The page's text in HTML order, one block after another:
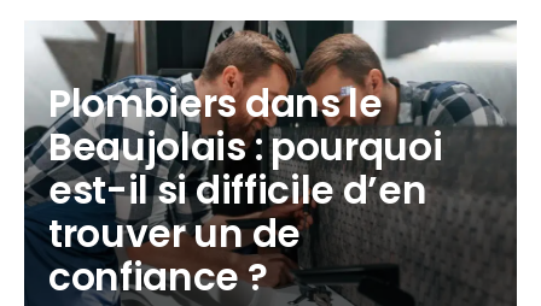
Plombiers dans le
Beaujolais : pourquoi
est-il si difficile d’en
trouver un de
confiance ?